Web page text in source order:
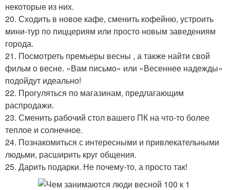
некоторые из них.
20. Сходить в новое кафе, сменить кофейню, устроить
мини-тур по пиццериям или просто новым заведениям
города.
21. Посмотреть премьеры весны , а также найти свой
фильм о весне. «Вам письмо» или «Весеннее надежды»
подойдут идеально!
22. Прогуляться по магазинам, предлагающим
распродажи.
23. Сменить рабочий стол вашего ПК на что-то более
теплое и солнечное.
24. Познакомиться с интересными и привлекательными
людьми, расширить круг общения.
25. Дарить подарки. Не почему-то, а просто так!